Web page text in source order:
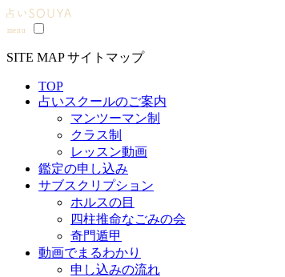
SITE MAPサイトマップ
TOP
占いスクールのご案内
マンツーマン制
クラス制
レッスン動画
鑑定の申し込み
サブスクリプション
ホルスの目
四柱推命なごみの会
奇門遁甲
動画でまるわかり
申し込みの流れ